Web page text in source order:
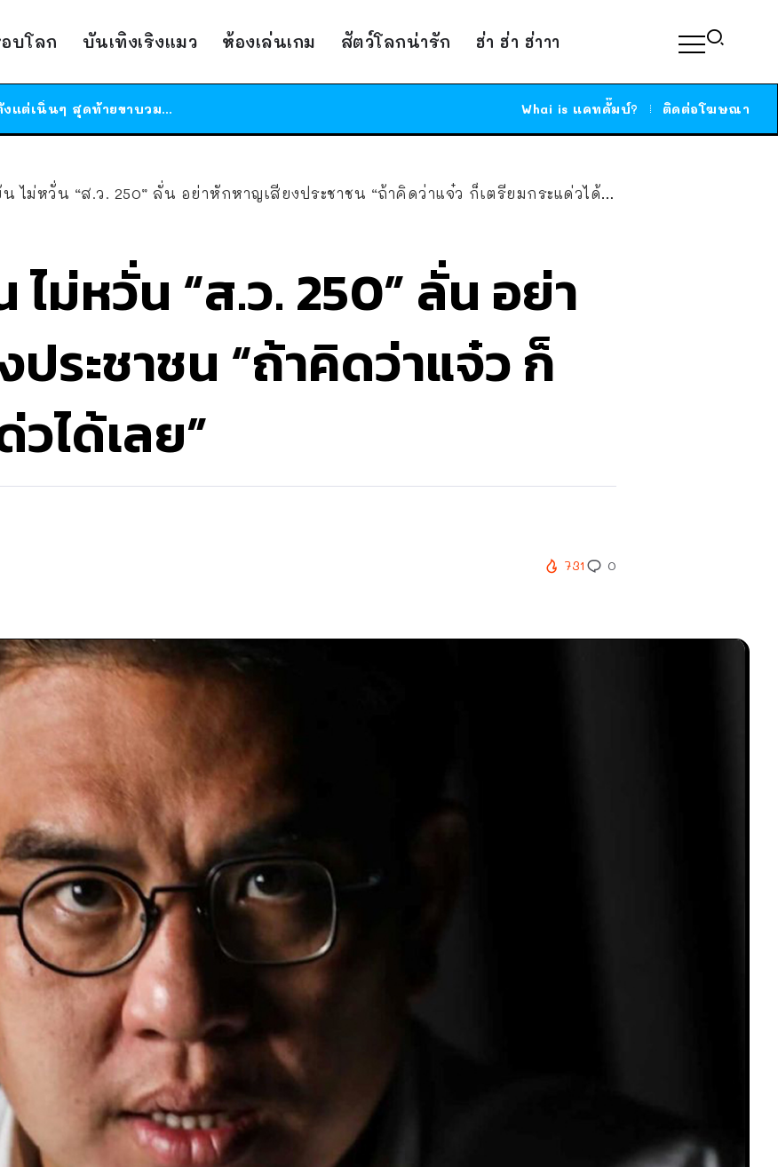
บโลก บันเทิงเริงแมว ห้องเล่นเกม สัตว์โลกน่ารัก ฮ่า ฮ่า ฮ่าาา
ร้านอาหารในนิวยอร์กประกาศปิดตัวลง หลังอยู่มานานกว่า 45 ปี ติดป้ายขอบคุณลูกค้าทุกคน แถมสูตรทำไวท์ซอสให้แบบจัดเต็ม
ได้เวลาเด็กหนวดรวมตัว RF Online Next เปิดให้เล่นแล้ว เกม Sci-Fi MMORPG ระดับตำนาน เล่นได้ทั้งมือถือและ PC
สาวญี่ปุ่นโดนแมวตัวเองกัด ไม่ได้ไปหาหมอตั้งแต่เนิ่นๆ สุดท้ายขาบวม กลายเป็นโรคเนื้อเน่า เตือนทาสแมวทั้งหลายให้ระวัง
Whai is แคทดั๊มบ์? ติดต่อโฆษณา
ไม่หวั่น “ส.ว. 250” ลั่น อย่าหักหาญเสียงประชาชน “ถ้าคิดว่าแจ๋ว ก็เตรียมกระแด่วได้เลย”
ไม่หวั่น “ส.ว. 250” ลั่น อย่า
ระชาชน “ถ้าคิดว่าแจ๋ว ก็
ได้เลย”
731 0